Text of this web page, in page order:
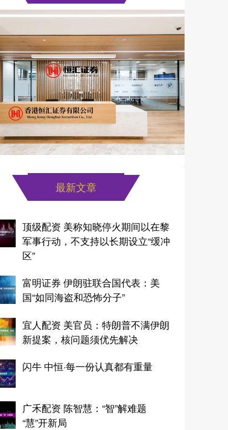
最新文章
顶级配资 美称知晓停火期间以在黎
军事行动，不支持以长期设立“缓冲
区”
富明证券 伊朗驻联合国代表：美
国“如同海盗和恐怖分子”
宜人配资 美官员：特朗普不满伊朗
新提案，核问题须优先解决
闪牛 中恒·每一份认真都有重量
广禾配资 陈智慧：“智”解难题
“慧”开新局